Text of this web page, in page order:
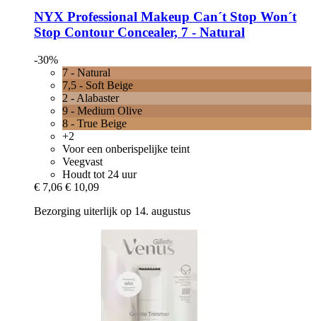
NYX Professional Makeup Can´t Stop Won´t
Stop Contour Concealer, 7 -​ Natural
-30%
7 - Natural
7,5 - Soft Beige
2 - Alabaster
9 - Medium Olive
8 - True Beige
+2
Voor een onberispelijke teint
Veegvast
Houdt tot 24 uur
€ 7,06 € 10,09
Bezorging uiterlijk op 14. augustus